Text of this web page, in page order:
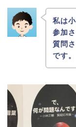
私は
参加
質問
です。